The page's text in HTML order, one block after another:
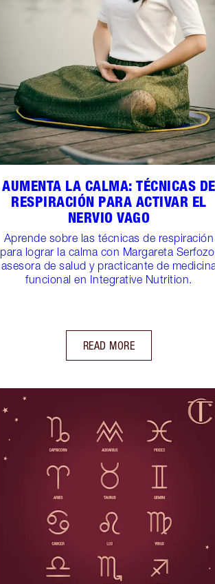
AUMENTA LA CALMA: TÉCNICAS DE
RESPIRACIÓN PARA ACTIVAR EL
NERVIO VAGO
Aprende sobre las técnicas de respiración
para lograr la calma con Margareta
asesora de salud y practicante de
funcional en Integrative Nutrition.
READ MORE